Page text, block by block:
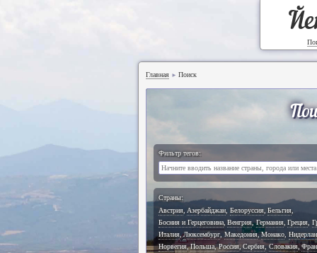
Главная ► Поиск
Фильтр тегов:
Страны:
Австрия, Азербайджан Белоруссия, Бельгия,
Босния и Герцеговина, Венгрия, Германия, Греция
Италия, Люксембург Македония, Монако
Норвегия, Польша, Россия, Сербия, Словакия,